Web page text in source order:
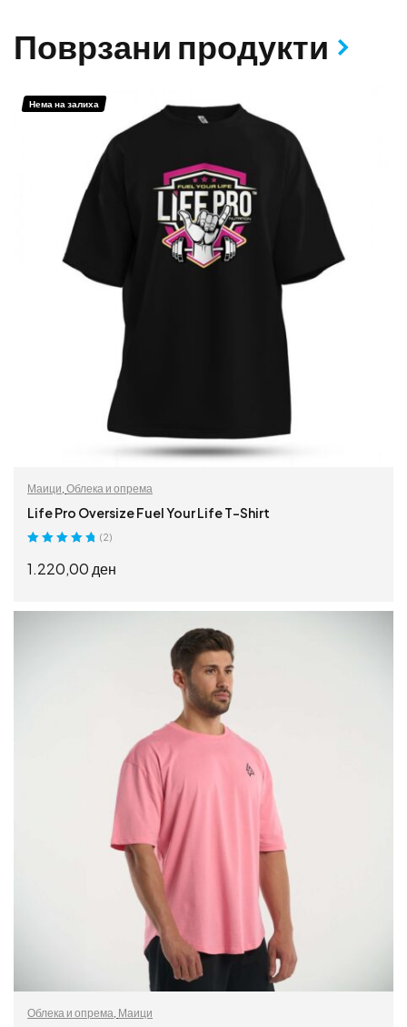
Поврзани продукти
Нема на залиха
Маици, Облека и опрема
Life Pro Oversize Fuel Your Life T-Shirt
од 5
(2)
1.220,00 ден
ИЗБЕРИ ОПЦИИ
Облека и опрема Маици